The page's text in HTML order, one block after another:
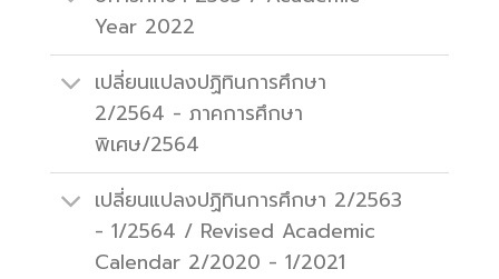
Year 2022
เปลี่ยนแปลงปฏิทินการศึกษา
2/2564 - ภาคการศึกษา
พิเศษ/2564
เปลี่ยนแปลงปฏิทินการศึกษา 2/2563
- 1/2564 / Revised Academic
Calendar 2/2020 - 1/2021